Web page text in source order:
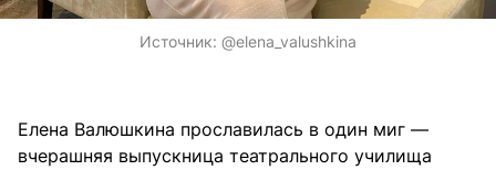
Источник: @elena_valushkina
Елена Валюшкина прославилась в один миг —
вчерашняя выпускница театрального училища